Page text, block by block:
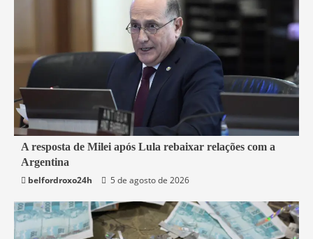
2 min read
Mundo
A resposta de Milei após Lula rebaixar relações com a
Argentina
belfordroxo24h
5 de agosto de 2026